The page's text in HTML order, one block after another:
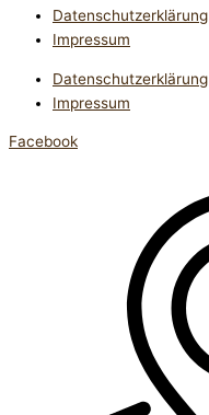
Datenschutzerklärung
Impressum
Datenschutzerklärung
Impressum
Facebook